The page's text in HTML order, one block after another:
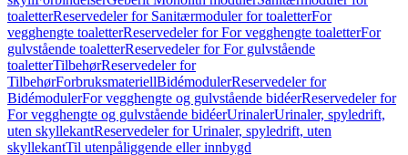
toaletterReservedeler for Sanitærmoduler for toaletterFor
vegghengte toaletterReservedeler for For vegghengte toaletterFor
gulvstående toaletterReservedeler for For gulvstående
toaletterTilbehørReservedeler for
TilbehørForbruksmateriellBidémodulerReservedeler for
BidémodulerFor vegghengte og gulvstående bidéerReservedeler for
For vegghengte og gulvstående bidéerUrinalerUrinaler, spyledrift,
uten skyllekantReservedeler for Urinaler, spyledrift, uten
skyllekantTil utenpåliggende eller innbygd